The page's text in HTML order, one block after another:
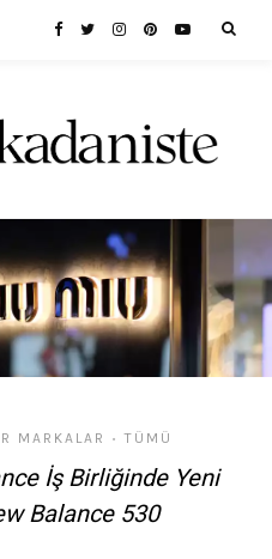
MARKALAR • TÜMÜ
İş Birliğinde Yeni
Balance 530